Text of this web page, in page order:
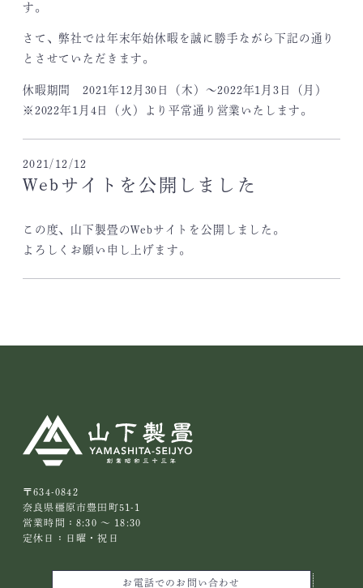
す。
さて、弊社では年末年始休暇を誠に勝手ながら下記の通り
とさせていただきます。
休暇期間 2021年12月30日（木）～2022年1月3日（月）
※2022年1月4日（火）より平常通り営業いたします。
2021/12/12
Webサイトを公開しました
この度、山下製畳のWebサイトを公開しました。
よろしくお願い申し上げます。
〒634-0842
奈良県橿原市豊田町51-1
営業時間：8:30 ～ 18:30
定休日：日曜・祝日
お電話でのお問い合わせ